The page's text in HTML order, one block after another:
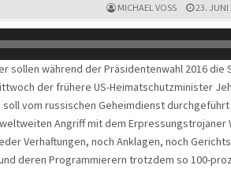
MICHAEL VOSS 23. JUNI
sollen während der Präsidentenwahl 2016
der frühere US-Heimatschutzminister
soll vom russischen Geheimdienst
Angriff mit dem Erpressungstrojaner
Verhaftungen, noch Anklagen, noch
deren Programmierern trotzdem so 100-